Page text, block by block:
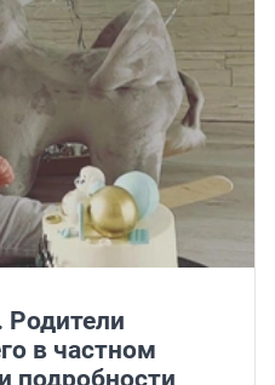
Родители
в частном
подробности